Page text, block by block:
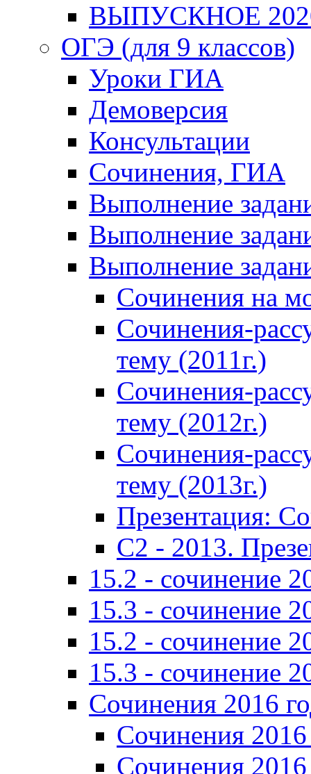
ВЫПУСКНОЕ
ОГЭ (для 9 классов)
Уроки ГИА
Демоверсия
Консультации
Сочинения, ГИА
Выполнение
Выполнение
Выполнение
Сочинения на
Сочинения-
тему (2011г.)
Сочинения-
тему (2012г.)
Сочинения-
тему (2013г.)
Презентация:
C2 - 2013.
15.2 - сочинение
15.3 - сочинение
15.2 - сочинение
15.3 - сочинение
Сочинения 2016
Сочинения
Сочинения